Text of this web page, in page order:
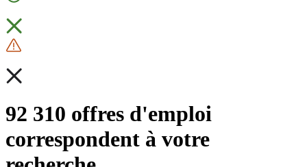
92 310 offres d'emploi
correspondent à votre